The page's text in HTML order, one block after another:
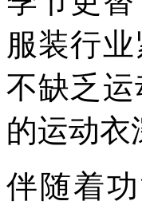
服装行
不缺乏
的运动衣
伴随着